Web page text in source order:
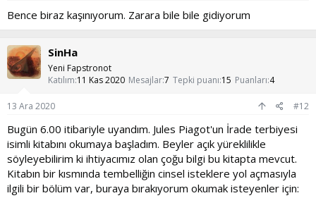
Bence biraz kaşınıyorum. Zarara bile bile gidiyorum
SinHa
Yeni Fapstronot
Katılım 11 Kas 2020 Mesajlar7 Tepki puanı 15 Puanları 4
13 Ara 2020 #12
Bugün 6.00 itibariyle uyandım. Jules Piagot'un İrade terbiyesi
isimli kitabını okumaya başladım. Beyler açık yüreklilikle
söyleyebilirim ki ihtiyacımız olan çoğu bilgi bu kitapta mevcut.
Kitabın bir kısmında tembelliğin cinsel isteklere yol açmasıyla
ilgili bir bölüm var, buraya bırakıyorum okumak isteyenler için: